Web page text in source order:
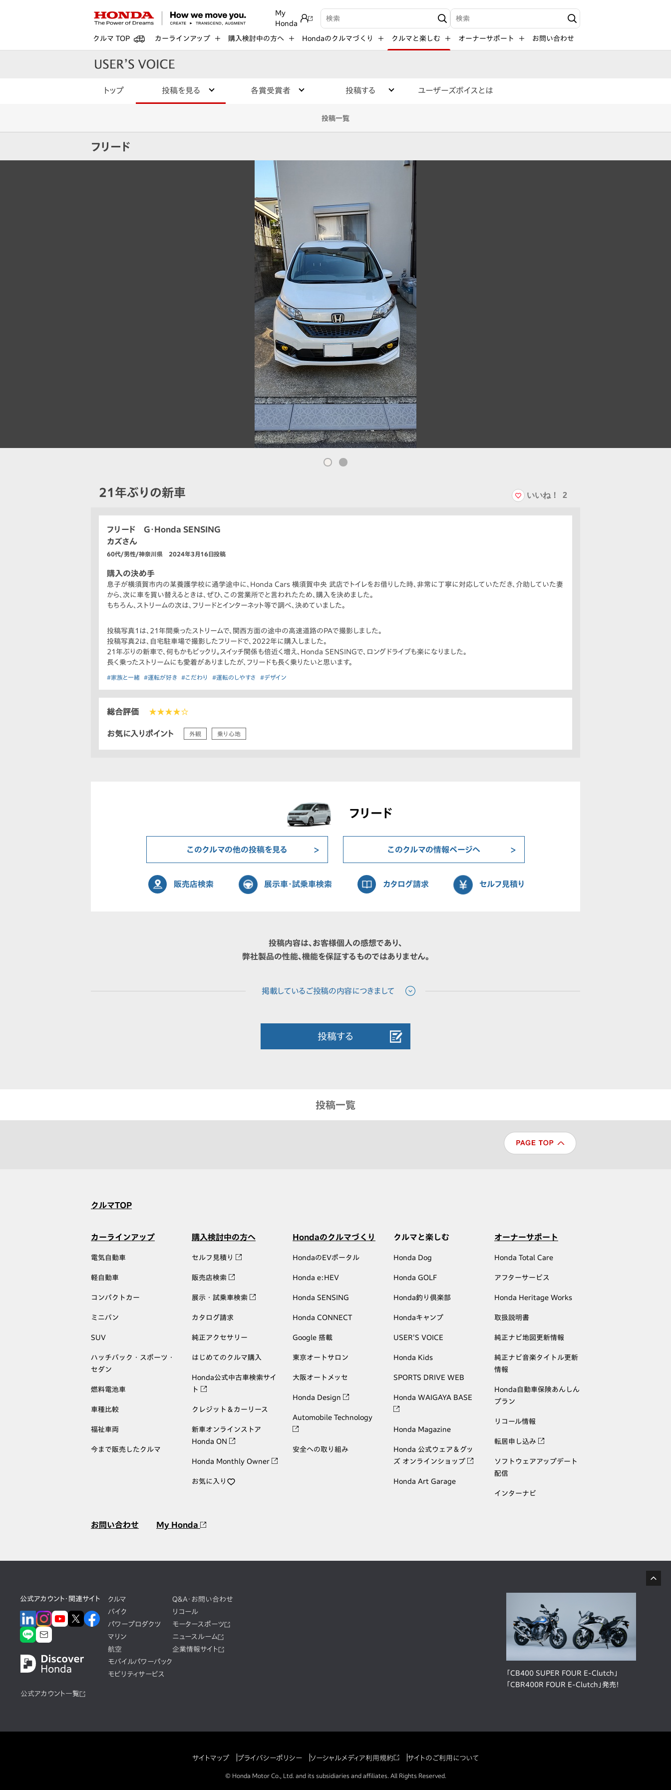
My
Honda
検索キーワード入力 検索キーワード入力
クルマ TOP カーラインアップ 購入検討中の方へ Hondaのクルマづくり クルマと楽しむ オーナーサポート お問い合わせ
トップ 投稿を見る 各賞受賞者 投稿する ユーザーズボイスとは
投稿一覧
フリード
21年ぶりの新車 いいね！ 2
フリード G・Honda SENSING
カズさん
60代/男性/神奈川県 2024年3月16日投稿
購入の決め手
息子が横須賀市内の某養護学校に通学途中に、Honda Cars 横須賀中央 武店でトイレをお借りした時、非常に丁寧に対応していただき、介助していた妻
から、次に車を買い替えるときは、ぜひ、この営業所でと言われたため、購入を決めました。
もちろん、ストリームの次は、フリードとインターネット等で調べ、決めていました。
投稿写真1は、21年間乗ったストリームで、関西方面の途中の高速道路のPAで撮影しました。
投稿写真2は、自宅駐車場で撮影したフリードで、2022年に購入しました。
21年ぶりの新車で、何もかもビックリ。スイッチ関係も倍近く増え、Honda SENSINGで、ロングドライブも楽になりました。
長く乗ったストリームにも愛着がありましたが、フリードも長く乗りたいと思います。
#家族と一緒 #運転が好き #こだわり #運転のしやすさ #デザイン
総合評価 ★★★★☆
お気に入りポイント 外観 乗り心地
フリード
このクルマの他の投稿を見る このクルマの情報ページへ
販売店検索 展示車・試乗車検索 カタログ請求 セルフ見積り
投稿内容は、お客様個人の感想であり、
弊社製品の性能、機能を保証するものではありません。
投稿する
投稿一覧
クルマTOP
カーラインアップ
電気自動車
軽自動車
コンパクトカー
ミニバン
SUV
ハッチバック・スポーツ・
セダン
燃料電池車
車種比較
福祉車両
今まで販売したクルマ
購入検討中の方へ
セルフ見積り
販売店検索
展示・試乗車検索
カタログ請求
純正アクセサリー
はじめてのクルマ購入
Honda公式中古車検索サイ
ト
クレジット＆カーリース
新車オンラインストア
Honda ON
Honda Monthly Owner
お気に入り
Hondaのクルマづくり
HondaのEVポータル
Honda e:HEV
Honda SENSING
Honda CONNECT
Google 搭載
東京オートサロン
大阪オートメッセ
Honda Design
Automobile Technology
安全への取り組み
クルマと楽しむ
Honda Dog
Honda GOLF
Honda釣り倶楽部
Hondaキャンプ
USER'S VOICE
Honda Kids
SPORTS DRIVE WEB
Honda WAIGAYA BASE
Honda Magazine
Honda 公式ウェア＆グッ
ズ オンラインショップ
Honda Art Garage
オーナーサポート
Honda Total Care
アフターサービス
Honda Heritage Works
取扱説明書
純正ナビ地図更新情報
純正ナビ音楽タイトル更新
情報
Honda自動車保険あんしん
プラン
リコール情報
転居申し込み
ソフトウェアアップデート
配信
インターナビ
お問い合わせ My Honda
公式アカウント・関連サイト
公式アカウント一覧
クルマ
バイク
パワープロダクツ
マリン
航空
モバイルパワーパック
モビリティサービス
Q&A・お問い合わせ
リコール
モータースポーツ
ニュースルーム
企業情報サイト
「CB400 SUPER FOUR E-Clutch」
「CBR400R FOUR E-Clutch」発売！
サイトマップ プライバシーポリシー ソーシャルメディア利用規約 サイトのご利用について
© Honda Motor Co., Ltd. and its subsidiaries and affiliates. All Rights Reserved.